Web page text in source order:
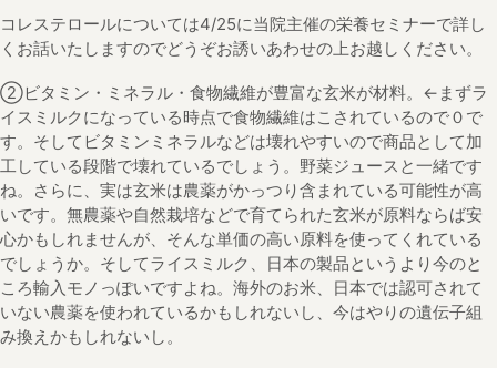
コレステロールについては4/25に当院主催の栄養セミナーで詳し
くお話いたしますのでどうぞお誘いあわせの上お越しください。
②ビタミン・ミネラル・食物繊維が豊富な玄米が材料。←まずラ
イスミルクになっている時点で食物繊維はこされているので０で
す。そしてビタミンミネラルなどは壊れやすいので商品として加
工している段階で壊れているでしょう。野菜ジュースと一緒です
ね。さらに、実は玄米は農薬がかっつり含まれている可能性が高
いです。無農薬や自然栽培などで育てられた玄米が原料ならば安
心かもしれませんが、そんな単価の高い原料を使ってくれている
でしょうか。そしてライスミルク、日本の製品というより今のと
ころ輸入モノっぽいですよね。海外のお米、日本では認可されて
いない農薬を使われているかもしれないし、今はやりの遺伝子組
み換えかもしれないし。